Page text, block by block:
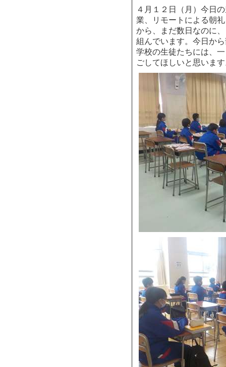
４月１２日（月）今日
業、リモートによる朝
から、まだ数日なのに
組んでいます。今日か
学校の生徒たちには、
ごしてほしいと思いま